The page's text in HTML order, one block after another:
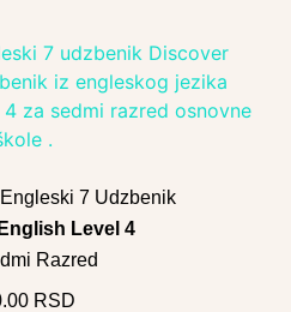
7 Udzbenik
Level 4
Razred
RSD